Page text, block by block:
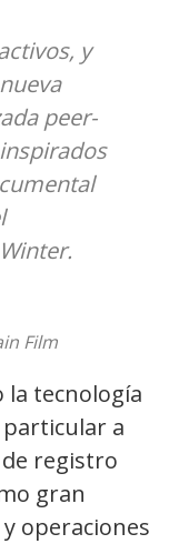
y
peer-
Film
la tecnología
a
registro
gran
operaciones